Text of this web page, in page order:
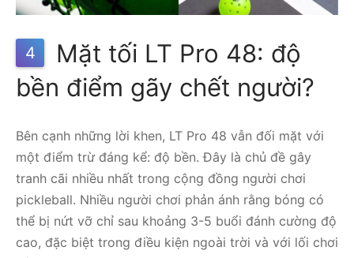
4
Mặt tối LT Pro 48: độ
bền điểm gãy chết người?
Bên cạnh những lời khen, LT Pro 48 vẫn đối mặt với
một điểm trừ đáng kể: độ bền. Đây là chủ đề gây
tranh cãi nhiều nhất trong cộng đồng người chơi
pickleball. Nhiều người chơi phản ánh rằng bóng có
thể bị nứt vỡ chỉ sau khoảng 3-5 buổi đánh cường độ
cao, đặc biệt trong điều kiện ngoài trời và với lối chơi